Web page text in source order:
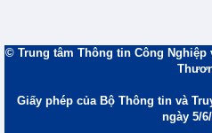
© Trung tâm Thông tin Công Nghiệp
Giấy phép của Bộ Thông tin và
ngày 5/